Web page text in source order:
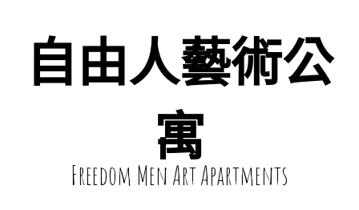
自由人藝術公
寓
Freedom Men Art Apartments